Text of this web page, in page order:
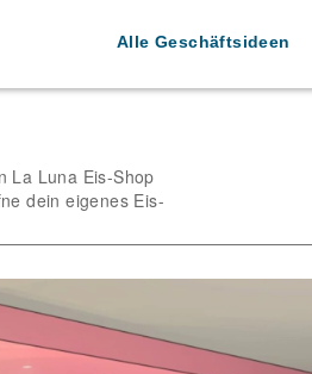
Alle Geschäftsideen
La Luna Eis-Shop
dein eigenes Eis-